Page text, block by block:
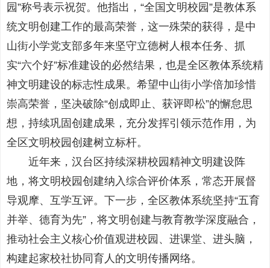
园”称号表示祝贺。他指出，“全国文明校园”是教体系
统文明创建工作的最高荣誉，这一殊荣的获得，是中
山街小学党支部多年来坚守立德树人根本任务、抓
实“六个好”标准建设的必然结果，也是全区教体系统精
神文明建设的标志性成果。希望中山街小学倍加珍惜
崇高荣誉，坚决破除“创成即止、获评即松”的懈怠思
想，持续巩固创建成果，充分发挥引领示范作用，为
全区文明校园创建树立标杆。
近年来，汉台区持续深耕校园精神文明建设阵
地，将文明校园创建纳入综合评价体系，常态开展督
导观摩、互学互评。下一步，全区教体系统坚持“五育
并举、德育为先”，将文明创建与教育教学深度融合，
推动社会主义核心价值观进校园、进课堂、进头脑，
构建起家校社协同育人的文明传播网络。